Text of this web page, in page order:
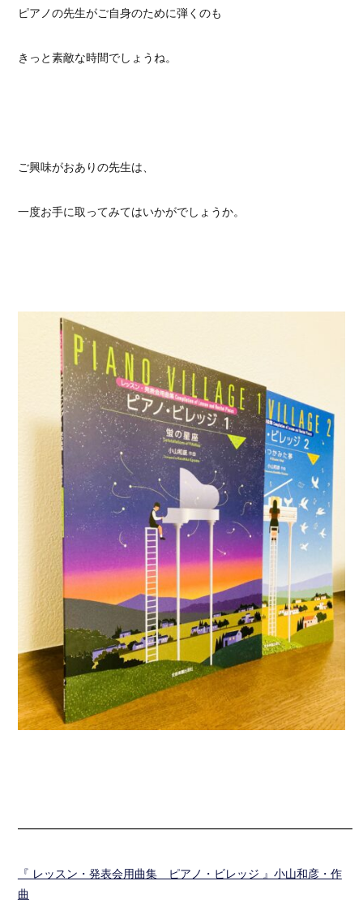
ピアノの先生がご自身のために弾くのも
きっと素敵な時間でしょうね。
ご興味がおありの先生は、
一度お手に取ってみてはいかがでしょうか。
『 レッスン・発表会用曲集 ピアノ・ビレッジ 』小山和彦・作
曲